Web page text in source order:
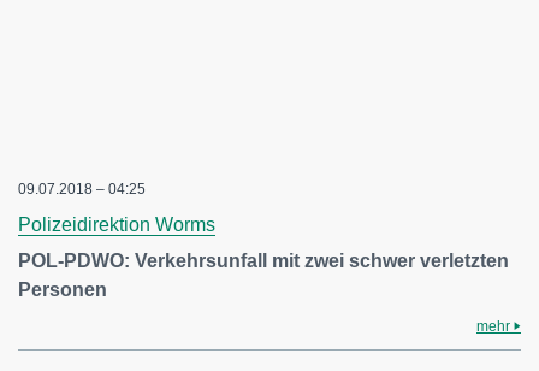
09.07.2018 – 04:25
Polizeidirektion Worms
POL-PDWO: Verkehrsunfall mit zwei schwer verletzten
Personen
mehr